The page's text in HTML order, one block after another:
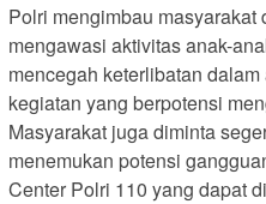
Polri mengimbau
mengawasi aktivitas anak-
mencegah keterlibatan
kegiatan yang berpotensi
Masyarakat juga diminta
menemukan potensi
Center Polri 110 yang dapat